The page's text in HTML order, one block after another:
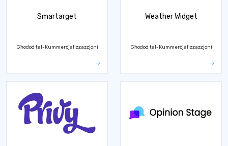
Smartarget
Għodod tal-Kummerċjalizzazzjoni
Weather Widget
Għodod tal-Kummerċjalizzazzjoni